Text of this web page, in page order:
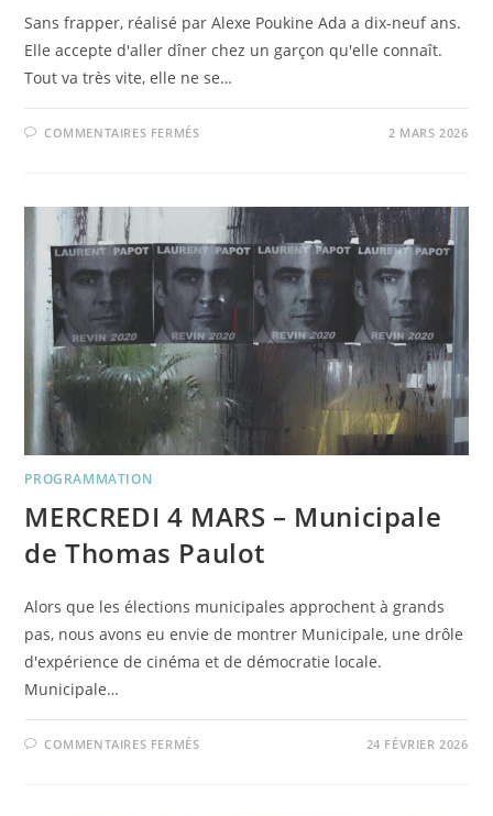
Sans frapper, réalisé par Alexe Poukine Ada a dix-neuf ans.
Elle accepte d'aller dîner chez un garçon qu'elle connaît.
Tout va très vite, elle ne se…
COMMENTAIRES FERMÉSSUR
SANS
FRAPPER
D’ALEXE
POUKINE
2 MARS 2026
PROGRAMMATION
MERCREDI 4 MARS – Municipale
de Thomas Paulot
Alors que les élections municipales approchent à grands
pas, nous avons eu envie de montrer Municipale, une drôle
d'expérience de cinéma et de démocratie locale.
Municipale…
COMMENTAIRES FERMÉSSUR 24 FÉVRIER 2026